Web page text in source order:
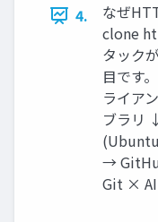
4.
なぜ
clone
タック
目です
ライア
ブラリ
→
Git × AI